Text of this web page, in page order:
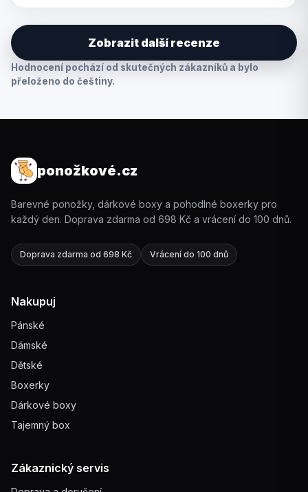
ponožkové.cz
Barevné ponožky, dárkové boxy a pohodlné boxerky pro
každý den. Doprava zdarma od 698 Kč a vrácení do 100 dnů.
Doprava zdarma od 698 Kč Vrácení do 100 dnů
Nakupuj
Pánské
Dámské
Dětské
Boxerky
Dárkové boxy
Tajemný box
Zákaznický servis
Zobrazit další recenze
Hodnocení pochází od skutečných zákazníků a bylo
přeloženo do češtiny.